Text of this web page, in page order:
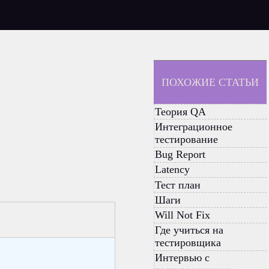
ПОХОЖИЕ СТАТЬИ
Теория QA
Интеграционное
тестирование
Bug Report
Latency
Тест план
Шаги
Will Not Fix
Где учиться на
тестировщика
Интервью с